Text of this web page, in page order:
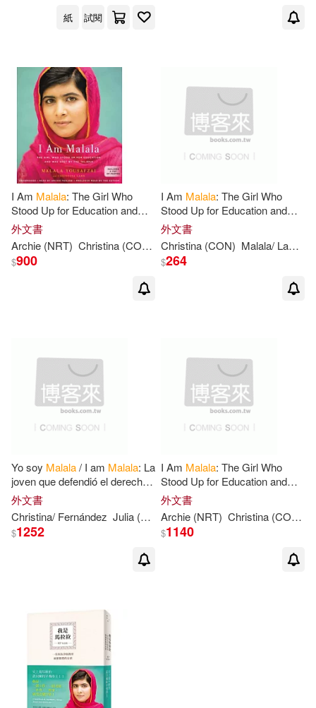
電子書 (可複選)
適合手機平板閱讀(1)
其他 (可複選)
現在可購買商品(5)
-
紙
試閱
I Am Malala: The Girl Who
Stood Up for Education and
Was Shot by the Taliban:
Includes a PDF of Photos
外文書
Archie (NRT) Christina (CON)/ Panjabi Malala/Lamb Yousafzai
$900
I Am Malala: The Girl Who
Stood Up for Education and
Was Shot by the Taliban
外文書
Christina (CON) Malala/ Lamb
$264
Yo soy Malala/ I am Malala: La
joven que defendió el derecho
a la educación y fue tiroteada
por los talibanes / The
外文書
Christina/ Fernández Julia (TRN) Malala/Lamb Yousafzai
$1252
I Am Malala: The Girl Who
Stood Up for Education and
Was Shot by the Taliban
外文書
Archie (NRT) Christina (CON)/ Panjabi
$1140